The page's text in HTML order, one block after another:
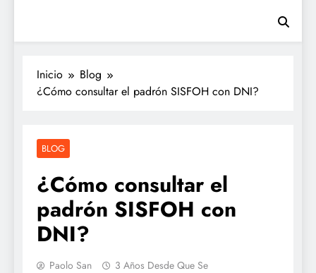
Inicio
Blog
¿Cómo consultar el padrón SISFOH con DNI?
BLOG
¿Cómo consultar el
padrón SISFOH con
DNI?
Paolo San
3 Años Desde Que Se